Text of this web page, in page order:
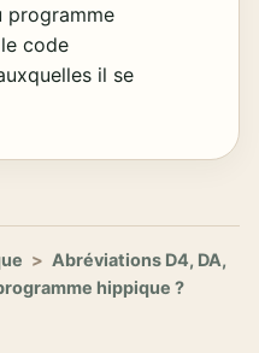
programme
code
il se
> Abréviations D4, DA,
hippique ?